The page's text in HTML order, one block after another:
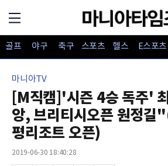
골프 야구 축구 스포츠 헬스 E스포츠
마니아TV
[M직캠]'시즌 4승 독주'
앙, 브리티시오픈 원정
평리조트 오픈)
2019-06-30 18:40:28